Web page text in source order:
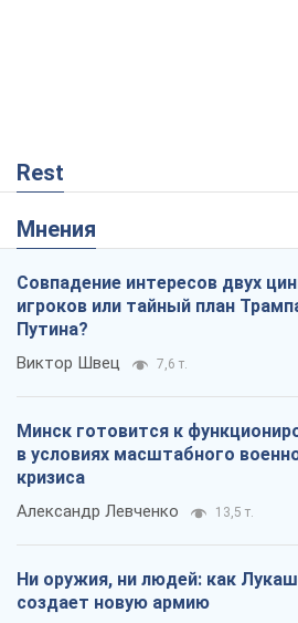
Rest
Мнения
Совпадение интересов двух
игроков или тайный план
Путина?
Виктор Швец 7,6 т.
Минск готовится к
в условиях масштабного
кризиса
Александр Левченко 13,5 т.
Ни оружия, ни людей: как
создает новую армию